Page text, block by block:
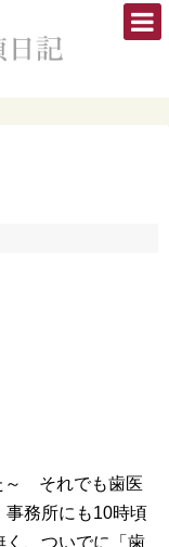
～ それでも歯医
事務所にも10時頃
く、ついでに「歯